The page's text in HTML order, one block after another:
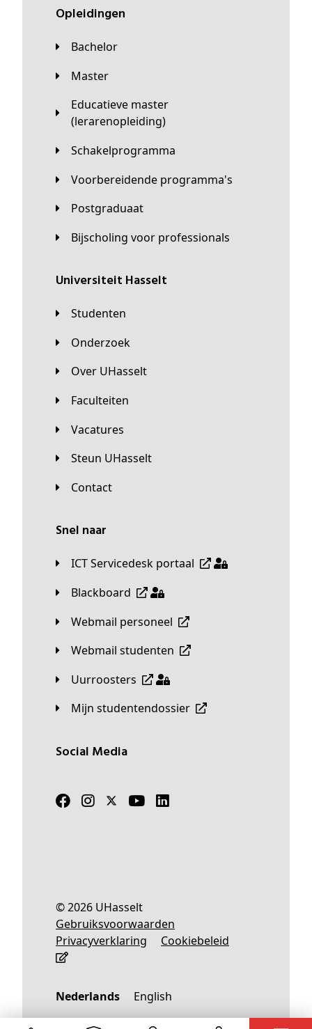
Opleidingen
Bachelor
Master
Educatieve master
(lerarenopleiding)
Schakelprogramma
Voorbereidende programma's
Postgraduaat
Bijscholing voor professionals
universiteit Hasselt
Studenten
Onderzoek
Over UHasselt
Faculteiten
Vacatures
Steun UHasselt
Contact
Snel naar
ICT Servicedesk portaal
Blackboard
Webmail personeel
Webmail studenten
Uurroosters
Mijn studentendossier
Social Media
© 2026 UHasselt
Gebruiksvoorwaarden
Privacyverklaring
Cookiebeleid
Nederlands English